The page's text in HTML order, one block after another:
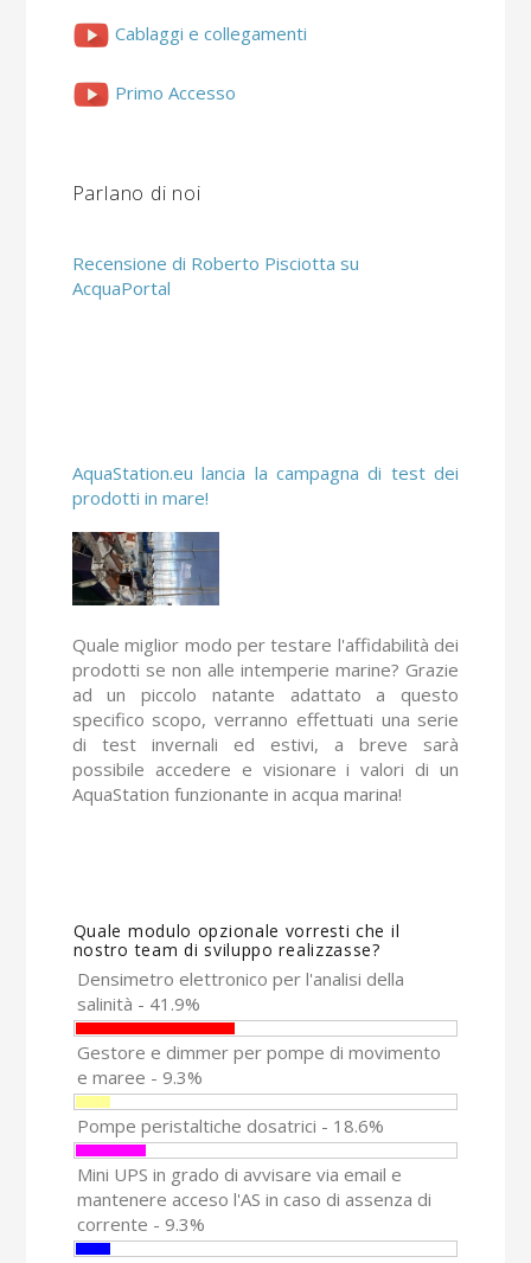
Cablaggi e collegamenti
Primo Accesso
Parlano di noi
Recensione di Roberto Pisciotta su
AcquaPortal
AquaStation.eu lancia la campagna di test dei
prodotti in mare!
Quale miglior modo per testare l'affidabilità dei
prodotti se non alle intemperie marine? Grazie
ad un piccolo natante adattato a questo
specifico scopo, verranno effettuati una serie
di test invernali ed estivi, a breve sarà
possibile accedere e visionare i valori di un
AquaStation funzionante in acqua marina!
Quale modulo opzionale vorresti che il
nostro team di sviluppo realizzasse?
Densimetro elettronico per l'analisi della
salinità - 41.9%
Gestore e dimmer per pompe di movimento
e maree - 9.3%
Pompe peristaltiche dosatrici - 18.6%
Mini UPS in grado di avvisare via email e
mantenere acceso l'AS in caso di assenza di
corrente - 9.3%